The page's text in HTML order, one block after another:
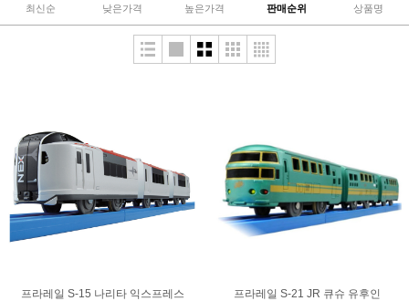
최신순 낮은가격 높은가격 판매순위 상품명
프라레일 S-15 나리타 익스프레스
프라레일 S-21 JR 큐슈 유후인